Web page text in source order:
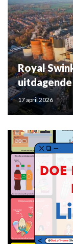
Royal
17 april 2026